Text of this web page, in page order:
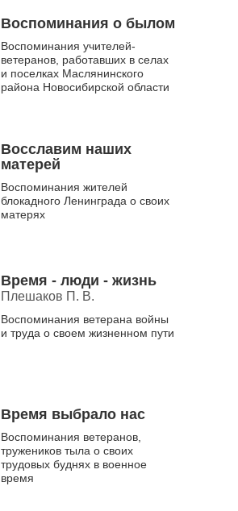
Книга третья – «ОБЬ» (изд-во
Воспоминания о былом
Воспоминания учителей-
ветеранов, работавших в селах
и поселках Маслянинского
района Новосибирской области
Восславим наших
матерей
Воспоминания жителей
блокадного Ленинграда о своих
матерях
Время - люди - жизнь
Плешаков П. В.
Воспоминания ветерана войны
и труда о своем жизненном пути
Время выбрало нас
Воспоминания ветеранов,
тружеников тыла о своих
трудовых буднях в военное
время